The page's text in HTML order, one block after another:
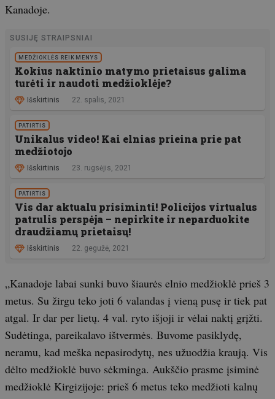
Kanadoje.
SUSIJĘ STRAIPSNIAI
MEDŽIOKLĖS REIKMENYS
Kokius naktinio matymo prietaisus galima
turėti ir naudoti medžioklėje?
Išskirtinis 22. spalis, 2021
PATIRTIS
Unikalus video! Kai elnias prieina prie pat
medžiotojo
Išskirtinis 23. rugsėjis, 2021
PATIRTIS
Vis dar aktualu prisiminti! Policijos virtualus
patrulis perspėja – nepirkite ir neparduokite
draudžiamų prietaisų!
Išskirtinis 22. gegužė, 2021
„Kanadoje labai sunki buvo šiaurės elnio medžioklė prieš 3
metus. Su žirgu teko joti 6 valandas į vieną pusę ir tiek pat
atgal. Ir dar per lietų. 4 val. ryto išjoji ir vėlai naktį grįžti.
Sudėtinga, pareikalavo ištvermės. Buvome pasiklydę,
neramu, kad meška nepasirodytų, nes užuodžia kraują. Vis
dėlto medžioklė buvo sėkminga. Aukščio prasme įsiminė
medžioklė Kirgizijoje: prieš 6 metus teko medžioti kalnų